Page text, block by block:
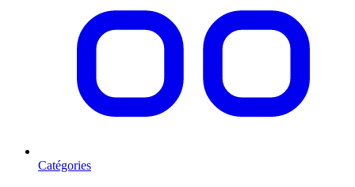
Catégories